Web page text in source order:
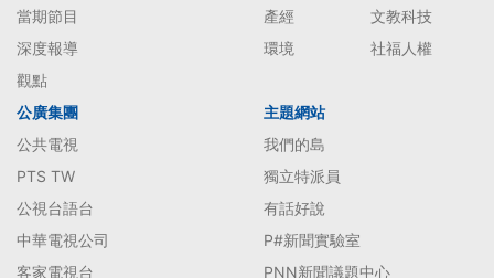
當期節目
深度報導
觀點
產經
文教科技
環境
社福人權
公廣集團
公共電視
PTS TW
公視台語台
中華電視公司
客家電視台
主題網站
我們的島
獨立特派員
有話好說
P#新聞實驗室
PNN新聞議題中心